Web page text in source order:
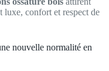
confort et respect de
nouvelle normalité en